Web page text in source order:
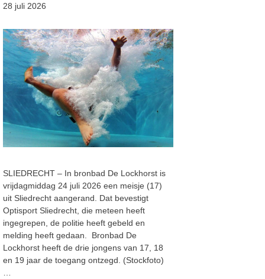
28 juli 2026
SLIEDRECHT – In bronbad De Lockhorst is
vrijdagmiddag 24 juli 2026 een meisje (17)
uit Sliedrecht aangerand. Dat bevestigt
Optisport Sliedrecht, die meteen heeft
ingegrepen, de politie heeft gebeld en
melding heeft gedaan. Bronbad De
Lockhorst heeft de drie jongens van 17, 18
en 19 jaar de toegang ontzegd. (Stockfoto)